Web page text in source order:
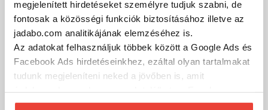
megjelenített hirdetéseket személyre tudjuk szabni, de
fontosak a közösségi funkciók biztosításához illetve az
jadabo.com analitikájának elemzéséhez is.
Az adatokat felhasználjuk többek között a Google Ads és
Facebook Ads hirdetéseinkhez, ezáltal olyan tartalmakat
tudunk megjeleníteni neked a jövőben is, amit
biztosításához arra kérünk, hogy engedd meg
MÁRKÁINK